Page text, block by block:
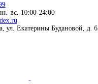
вс. 10:00-24:00
ул. Екатерины Будановой, д. 6